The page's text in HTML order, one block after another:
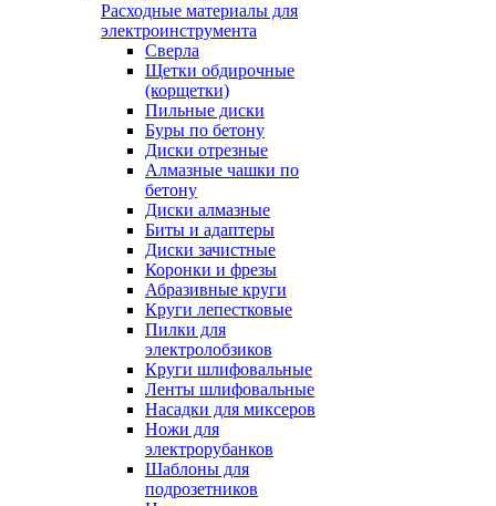
Расходные материалы для
электроинструмента
Сверла
Щетки обдирочные
(корщетки)
Пильные диски
Буры по бетону
Диски отрезные
Алмазные чашки по
бетону
Диски алмазные
Биты и адаптеры
Диски зачистные
Коронки и фрезы
Абразивные круги
Круги лепестковые
Пилки для
электролобзиков
Круги шлифовальные
Ленты шлифовальные
Насадки для миксеров
Ножи для
электрорубанков
Шаблоны для
подрозетников